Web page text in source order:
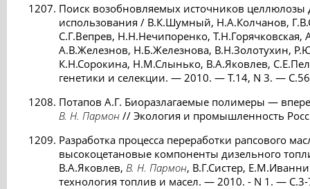
Поиск возобновляемых источников целлюлозы
использования / В.К.Шумный, Н.А.Колчанов,
С.Г.Вепрев, Н.Н.Нечипоренко, Т.Н.Горячковская,
А.В.Железнов, Н.Б.Железнова, В.Н.Золотухин,
К.Н.Сорокина, Н.М.Слынько, В.А.Яковлев,
генетики и селекции. — 2010. — Т.14, N 3. —
Потапов А.Г. Биоразлагаемые полимеры —
В. Н. Пармон // Экология и промышленность
Разработка процесса переработки рапсового
высокоцетановые компоненты дизельного
В.А.Яковлев, В. Н. Пармон, В.Г.Систер,
технология топлив и масел. — 2010. - N 1. —